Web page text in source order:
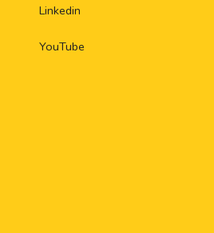
Linkedin
YouTube